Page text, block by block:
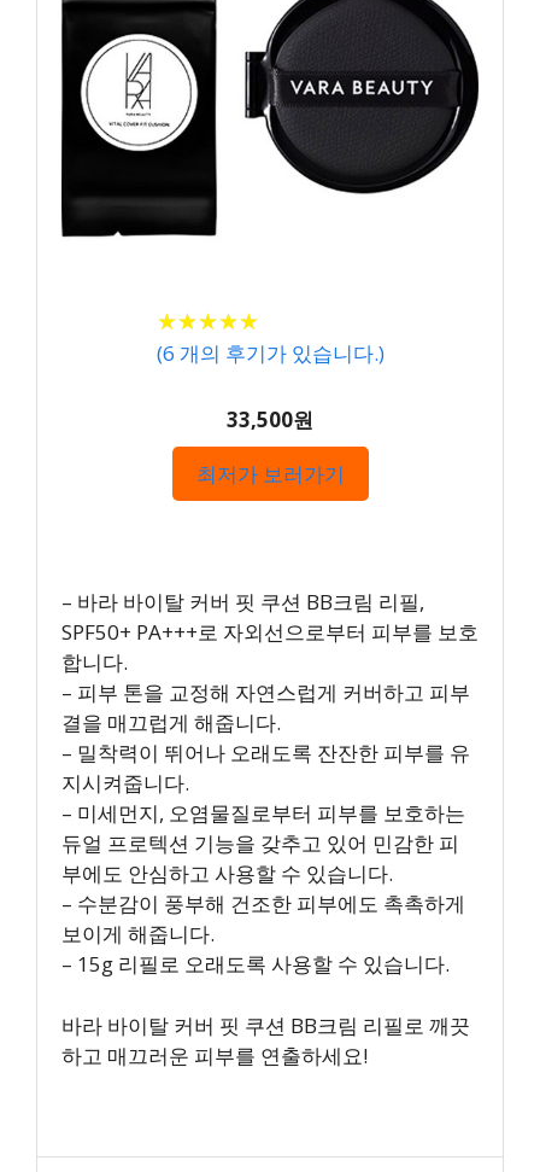
★★★★★
★★★★★
(6 개의 후기가 있습니다.)
33,500원
최저가 보러가기
– 바라 바이탈 커버 핏 쿠션 BB크림 리필,
SPF50+ PA+++로 자외선으로부터 피부를 보호
합니다.
– 피부 톤을 교정해 자연스럽게 커버하고 피부
결을 매끄럽게 해줍니다.
– 밀착력이 뛰어나 오래도록 잔잔한 피부를 유
지시켜줍니다.
– 미세먼지, 오염물질로부터 피부를 보호하는
듀얼 프로텍션 기능을 갖추고 있어 민감한 피
부에도 안심하고 사용할 수 있습니다.
– 수분감이 풍부해 건조한 피부에도 촉촉하게
보이게 해줍니다.
– 15g 리필로 오래도록 사용할 수 있습니다.
바라 바이탈 커버 핏 쿠션 BB크림 리필로 깨끗
하고 매끄러운 피부를 연출하세요!